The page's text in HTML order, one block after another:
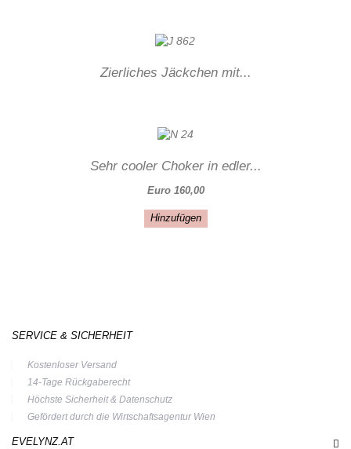
Zierliches Jäckchen mit...
Sehr cooler Choker in edler...
Euro 160,00
Hinzufügen
SERVICE & SICHERHEIT
Kostenloser Versand
14-Tage Rückgaberecht
Höchste Sicherheit & Datenschutz
Gefördert durch die Wirtschaftsagentur Wien
EVELYNZ.AT